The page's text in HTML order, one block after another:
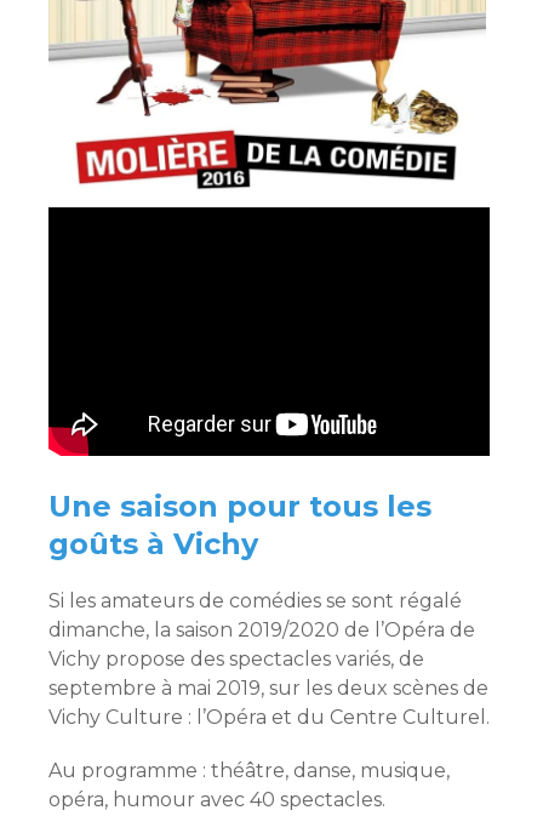
Une saison pour tous les
goûts à Vichy
Si les amateurs de comédies se sont régalé
dimanche, la saison 2019/2020 de l’Opéra de
Vichy propose des spectacles variés, de
septembre à mai 2019, sur les deux scènes de
Vichy Culture : l’Opéra et du Centre Culturel.
Au programme : théâtre, danse, musique,
opéra, humour avec 40 spectacles.